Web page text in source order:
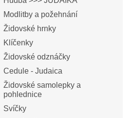
Modlitby a požehnání
Židovské hrnky
Klíčenky
Židovské odznáčky
Cedule - Judaica
Židovské samolepky a
pohlednice
Svíčky